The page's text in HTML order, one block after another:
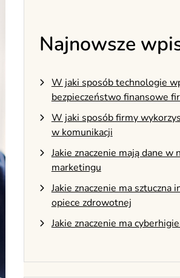
Najnowsze
W jaki sposób technologie
bezpieczeństwo finansowe
W jaki sposób firmy
w komunikacji
Jakie znaczenie mają dane w
marketingu
Jakie znaczenie ma sztuczna
opiece zdrowotnej
Jakie znaczenie ma